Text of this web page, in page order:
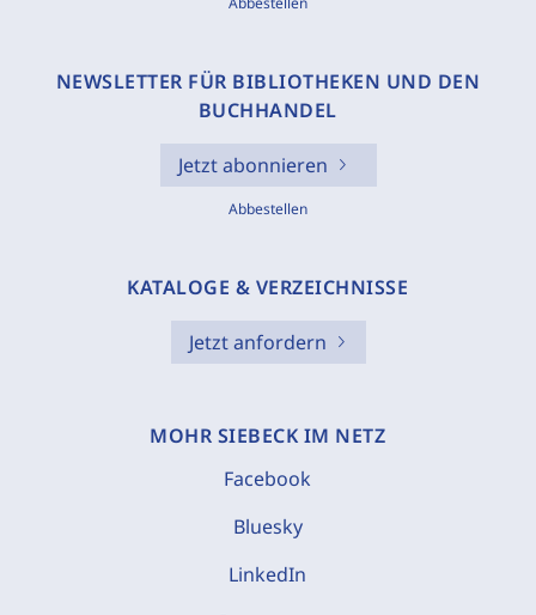
NEWSLETTER FÜR BIBLIOTHEKEN UND DEN
BUCHHANDEL
Jetzt abonnieren
Abbestellen
KATALOGE & VERZEICHNISSE
Jetzt anfordern
MOHR SIEBECK IM NETZ
Facebook
Bluesky
LinkedIn